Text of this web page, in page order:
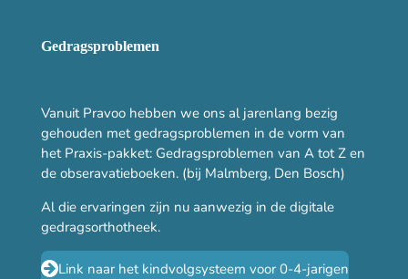
Gedragsproblemen
Vanuit Pravoo hebben we ons al jarenlang bezig
gehouden met gedragsproblemen in de vorm van
het Praxis-pakket: Gedragsproblemen van A tot Z en
de obseravatieboeken. (bij Malmberg, Den Bosch)
Al die ervaringen zijn nu aanwezig in de digitale
gedragsorthotheek.
Link naar het kindvolgsysteem voor 0-4-jarigen